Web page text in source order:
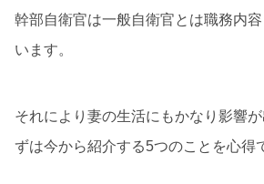
幹部自衛官は一般自衛官とは職務内
います。
それにより妻の生活にもかなり影響
ずは今から紹介する5つのことを心得